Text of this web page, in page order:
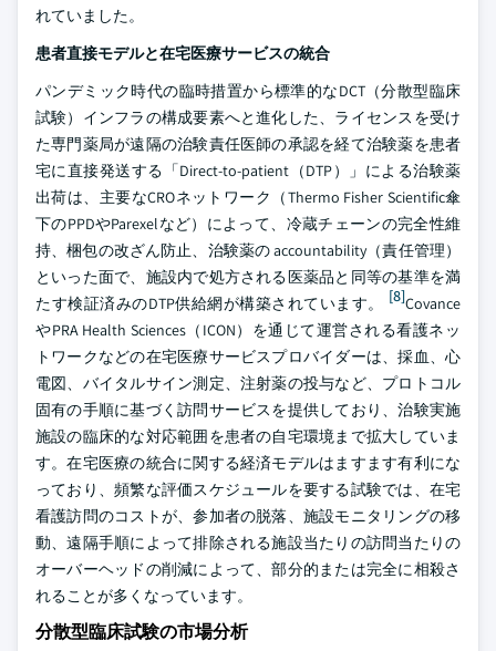
れていました。
患者直接モデルと在宅医療サービスの統合
パンデミック時代の臨時措置から標準的なDCT（分散型臨床
試験）インフラの構成要素へと進化した、ライセンスを受け
た専門薬局が遠隔の治験責任医師の承認を経て治験薬を患者
宅に直接発送する「Direct-to-patient（DTP）」による治験薬
出荷は、主要なCROネットワーク（Thermo Fisher Scientific傘
下のPPDやParexelなど）によって、冷蔵チェーンの完全性維
持、梱包の改ざん防止、治験薬の accountability（責任管理）
といった面で、施設内で処方される医薬品と同等の基準を満
たす検証済みのDTP供給網が構築されています。
[8]Covance
やPRA Health Sciences（ICON）を通じて運営される看護ネッ
トワークなどの在宅医療サービスプロバイダーは、採血、心
電図、バイタルサイン測定、注射薬の投与など、プロトコル
固有の手順に基づく訪問サービスを提供しており、治験実施
施設の臨床的な対応範囲を患者の自宅環境まで拡大していま
す。在宅医療の統合に関する経済モデルはますます有利にな
っており、頻繁な評価スケジュールを要する試験では、在宅
看護訪問のコストが、参加者の脱落、施設モニタリングの移
動、遠隔手順によって排除される施設当たりの訪問当たりの
オーバーヘッドの削減によって、部分的または完全に相殺さ
れることが多くなっています。
分散型臨床試験の市場分析